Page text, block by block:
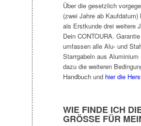
Über die gesetzlich
(zwei Jahre ab
als Erstkunde drei weitere
Dein CONTOURA.
umfassen alle Alu- und
Starrgabeln aus
dazu die weiteren
Handbuch und hier die
WIE FINDE ICH
GRÖSSE FÜR